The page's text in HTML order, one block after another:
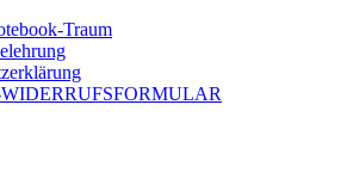
Traum